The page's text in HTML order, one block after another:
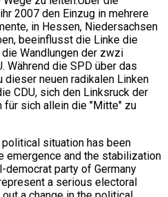
2007 den Einzug in mehrere
in Hessen, Niedersachsen
beeinflusst die Linke die
Wandlungen der zwzi
Während die SPD über das
neuen radikalen Linken
CDU, sich den Linksruck der
für sich allein die "Mitte" zu
situation has been
emergence and the stabilization
party of Germany
a serious electoral